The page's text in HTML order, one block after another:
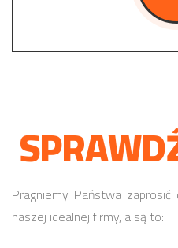
Pragniemy Państwa
naszej idealnej firmy, a są to: